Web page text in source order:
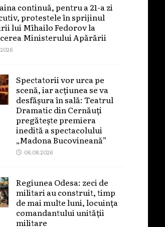
continuă, pentru a 21-a zi
protestele în sprijinul
lui Mîhailo Fedorov la
Ministerului Apărării
Spectatorii vor urca pe
scenă, iar acțiunea se va
desfășura în sală: Teatrul
Dramatic din Cernăuți
pregătește premiera
inedită a spectacolului
„Madona Bucovineană”
06.08.2026
Regiunea Odesa: zeci de
militari au construit, timp
de mai multe luni, locuința
comandantului unității
militare